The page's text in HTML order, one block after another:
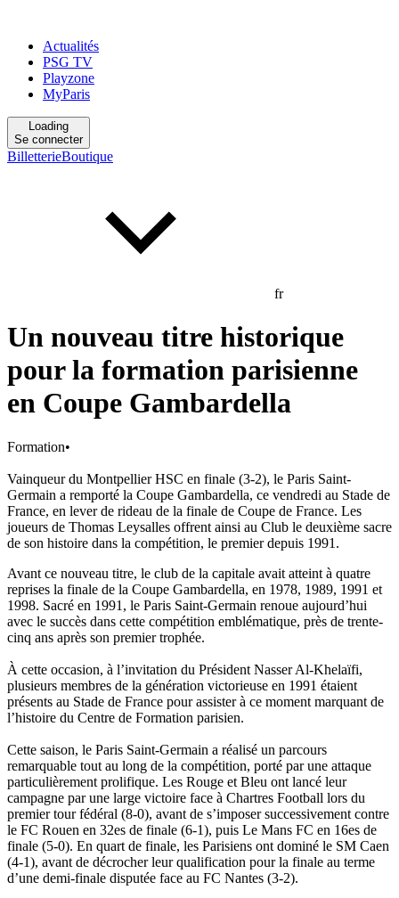
Actualités
PSG TV
Playzone
MyParis
Loading
Se connecter
BilletterieBoutique
fr
Un nouveau titre historique
pour la formation parisienne
en Coupe Gambardella
Formation•
Vainqueur du Montpellier HSC en finale (3-2), le Paris Saint-
Germain a remporté la Coupe Gambardella, ce vendredi au Stade de
France, en lever de rideau de la finale de Coupe de France. Les
joueurs de Thomas Leysalles offrent ainsi au Club le deuxième sacre
de son histoire dans la compétition, le premier depuis 1991.
Avant ce nouveau titre, le club de la capitale avait atteint à quatre
reprises la finale de la Coupe Gambardella, en 1978, 1989, 1991 et
1998. Sacré en 1991, le Paris Saint-Germain renoue aujourd’hui
avec le succès dans cette compétition emblématique, près de trente-
cinq ans après son premier trophée.
À cette occasion, à l’invitation du Président Nasser Al-Khelaïfi,
plusieurs membres de la génération victorieuse en 1991 étaient
présents au Stade de France pour assister à ce moment marquant de
l’histoire du Centre de Formation parisien.
Cette saison, le Paris Saint-Germain a réalisé un parcours
remarquable tout au long de la compétition, porté par une attaque
particulièrement prolifique. Les Rouge et Bleu ont lancé leur
campagne par une large victoire face à Chartres Football lors du
premier tour fédéral (8-0), avant de s’imposer successivement contre
le FC Rouen en 32es de finale (6-1), puis Le Mans FC en 16es de
finale (5-0). En quart de finale, les Parisiens ont dominé le SM Caen
(4-1), avant de décrocher leur qualification pour la finale au terme
d’une demi-finale disputée face au FC Nantes (3-2).